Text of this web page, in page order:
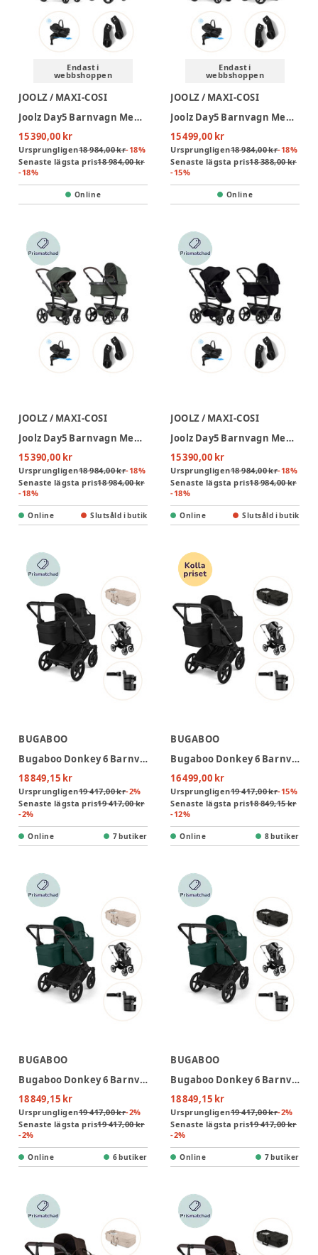
Endast i
webbshoppen
JOOLZ / MAXI-COSI
Joolz Day5 Barnvagn Med Maxi-Cosi Pebble Slide Pro Och Babyskyddsadapter - Sandy Taupe/Onyx Black
15 390,00 kr
Ursprungligen18 984,00 kr-18%
Senaste lägsta pris18 984,00 kr
-18%
Online
Endast i
webbshoppen
JOOLZ / MAXI-COSI
Joolz Day5 Barnvagn Med Maxi-Cosi Pebble Slide Pro Och Babyskyddsadapter - Hazel Brown/Onyx Black
15 499,00 kr
Ursprungligen18 984,00 kr-18%
Senaste lägsta pris18 388,00 kr
-15%
Online
JOOLZ / MAXI-COSI
Joolz Day5 Barnvagn Med Maxi-Cosi Pebble Slide Pro Och Babyskyddsadapter - Forest Green/Onyx Black
15 390,00 kr
Ursprungligen18 984,00 kr-18%
Senaste lägsta pris18 984,00 kr
-18%
Online Slutsåld i butik
JOOLZ / MAXI-COSI
Joolz Day5 Barnvagn Med Maxi-Cosi Pebble Slide Pro Och Babyskyddsadapter - Space Black/Onyx Black
15 390,00 kr
Ursprungligen18 984,00 kr-18%
Senaste lägsta pris18 984,00 kr
-18%
Online Slutsåld i butik
BUGABOO
Bugaboo Donkey 6 Barnvagn Med Babynest, Regnskydd Och Mugghållare - Heritage Black/Desert Taupe
18 849,15 kr
Ursprungligen19 417,00 kr-2%
Senaste lägsta pris19 417,00 kr
-2%
Online 7 butiker
BUGABOO
Bugaboo Donkey 6 Barnvagn Med Babynest, Regnskydd Och Mugghållare - Heritage Black/Black
16 499,00 kr
Ursprungligen19 417,00 kr-15%
Senaste lägsta pris18 849,15 kr
-12%
Online 8 butiker
BUGABOO
Bugaboo Donkey 6 Barnvagn Med Babynest, Regnskydd Och Mugghållare - Fern Green/Desert Taupe
18 849,15 kr
Ursprungligen19 417,00 kr-2%
Senaste lägsta pris19 417,00 kr
-2%
Online 6 butiker
BUGABOO
Bugaboo Donkey 6 Barnvagn Med Babynest, Regnskydd Och Mugghållare - Fern Green/Black
18 849,15 kr
Ursprungligen19 417,00 kr-2%
Senaste lägsta pris19 417,00 kr
-2%
Online 7 butiker